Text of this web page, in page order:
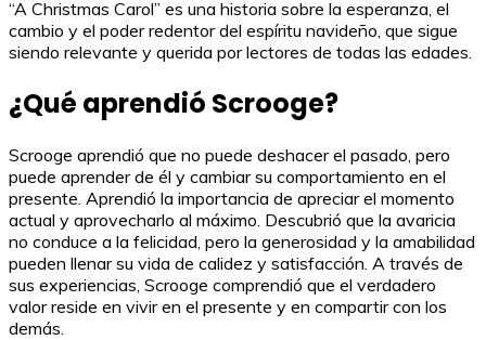
“A Christmas Carol” es una historia sobre la esperanza, el
cambio y el poder redentor del espíritu navideño, que sigue
siendo relevante y querida por lectores de todas las edades.
¿Qué aprendió Scrooge?
Scrooge aprendió que no puede deshacer el pasado, pero
puede aprender de él y cambiar su comportamiento en el
presente. Aprendió la importancia de apreciar el momento
actual y aprovecharlo al máximo. Descubrió que la avaricia
no conduce a la felicidad, pero la generosidad y la amabilidad
pueden llenar su vida de calidez y satisfacción. A través de
sus experiencias, Scrooge comprendió que el verdadero
valor reside en vivir en el presente y en compartir con los
demás.